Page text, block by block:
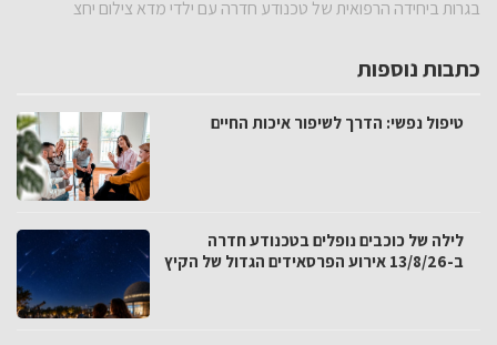
בגרות ביחידה הרפואית של טכנודע חדרה עם ילדי מדא צילום יחצ
כתבות נוספות
טיפול נפשי: הדרך לשיפור איכות החיים
לילה של כוכבים נופלים בטכנודע חדרה
ב-13/8/26 אירוע הפרסאידים הגדול של הקיץ